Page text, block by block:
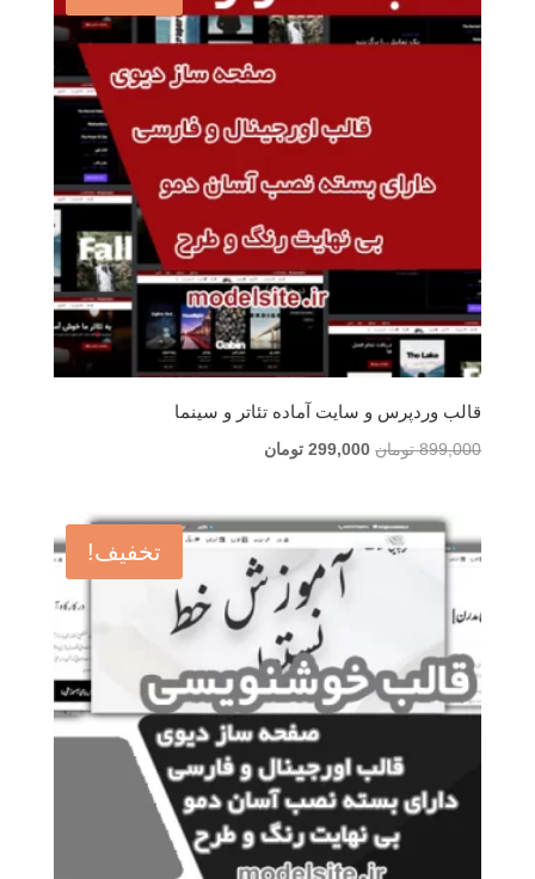
قالب وردپرس و سایت آماده تئاتر و سینما
899,000 تومان قیمت
بود.
299,000 تومانقیمت
است.
تخفیف!